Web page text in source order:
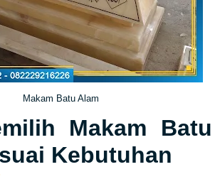
Makam Batu Alam
Makam Batu
Kebutuhan